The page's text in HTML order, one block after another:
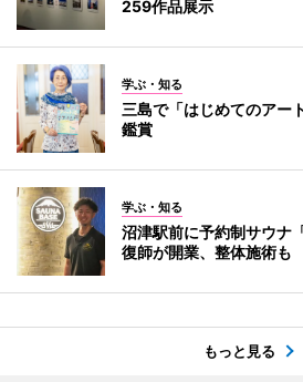
259作品展示
学ぶ・知る
三島で「はじめてのア
鑑賞
学ぶ・知る
沼津駅前に予約制サウ
復師が開業、整体施術も
もっと見る